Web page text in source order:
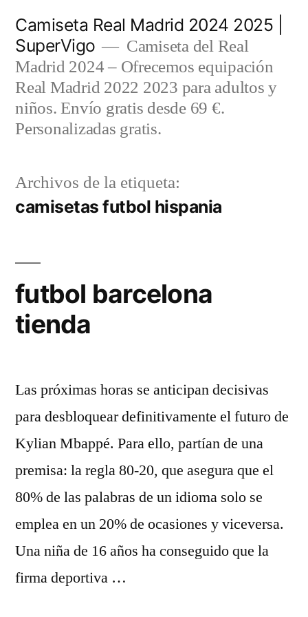
contenido
Camiseta Real Madrid 2024 2025 |
SuperVigo
Camiseta del Real
Madrid 2024 – Ofrecemos equipación
Real Madrid 2022 2023 para adultos y
niños. Envío gratis desde 69 €.
Personalizadas gratis.
Archivos de la etiqueta:
camisetas futbol hispania
futbol barcelona
tienda
Las próximas horas se anticipan decisivas
para desbloquear definitivamente el futuro de
Kylian Mbappé. Para ello, partían de una
premisa: la regla 80-20, que asegura que el
80% de las palabras de un idioma solo se
emplea en un 20% de ocasiones y viceversa.
Una niña de 16 años ha conseguido que la
firma deportiva …